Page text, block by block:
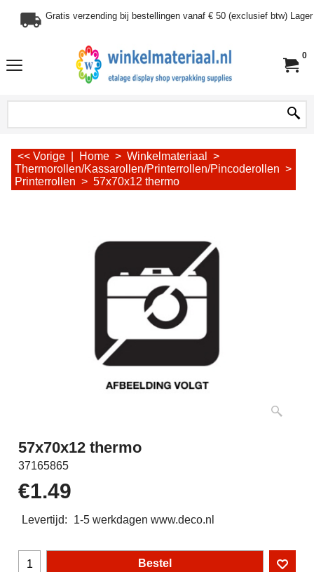
Gratis verzending bij bestellingen vanaf € 50 (exclusief btw)
0
<< Vorige Home > Winkelmateriaal
>
Thermorollen/Kassarollen/Printerrollen/Pincoderollen >
Printerrollen > 57x70x12 thermo
57x70x12 thermo
37165865
€1.49
Levertijd: 1-5 werkdagen www.deco.nl
Bestel